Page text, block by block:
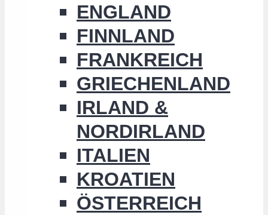
ENGLAND
FINNLAND
FRANKREICH
GRIECHENLAND
IRLAND &
NORDIRLAND
ITALIEN
KROATIEN
ÖSTERREICH